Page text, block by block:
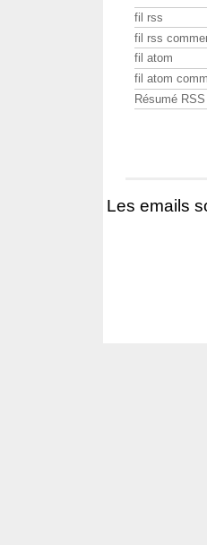
fil rss
fil rss
fil atom
fil atom
Résumé RSS
Les emails